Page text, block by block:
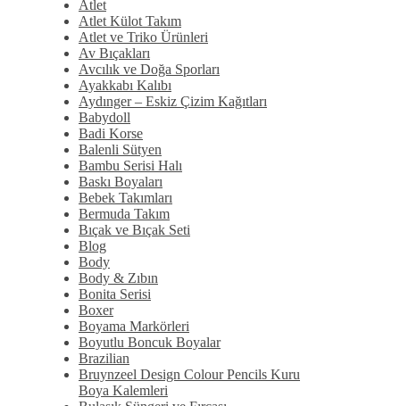
Atlet
Atlet Külot Takım
Atlet ve Triko Ürünleri
Av Bıçakları
Avcılık ve Doğa Sporları
Ayakkabı Kalıbı
Aydınger – Eskiz Çizim Kağıtları
Babydoll
Badi Korse
Balenli Sütyen
Bambu Serisi Halı
Baskı Boyaları
Bebek Takımları
Bermuda Takım
Bıçak ve Bıçak Seti
Blog
Body
Body & Zıbın
Bonita Serisi
Boxer
Boyama Markörleri
Boyutlu Boncuk Boyalar
Brazilian
Bruynzeel Design Colour Pencils Kuru
Boya Kalemleri